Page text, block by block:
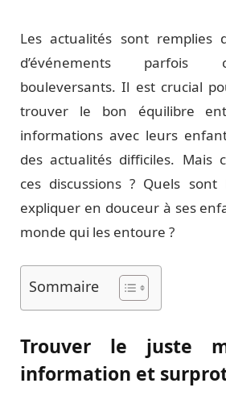
Les actualités sont remplies
d’événements parfois
bouleversants. Il est crucial
trouver le bon équilibre
informations avec leurs
des actualités difficiles. Mais
ces discussions ? Quels
expliquer en douceur à ses
monde qui les entoure ?
Sommaire
Trouver le juste
information et